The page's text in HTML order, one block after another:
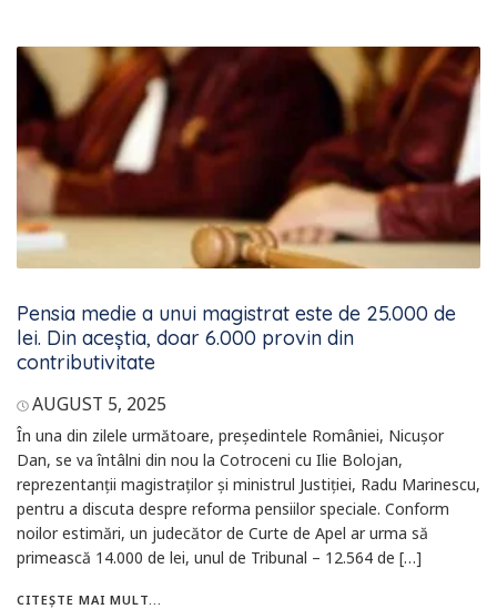
Pensia medie a unui magistrat este de 25.000 de
lei. Din aceştia, doar 6.000 provin din
contributivitate
AUGUST 5, 2025
În una din zilele următoare, preşedintele României, Nicuşor
Dan, se va întâlni din nou la Cotroceni cu Ilie Bolojan,
reprezentanţii magistraţilor şi ministrul Justiției, Radu Marinescu,
pentru a discuta despre reforma pensiilor speciale. Conform
noilor estimări, un judecător de Curte de Apel ar urma să
primească 14.000 de lei, unul de Tribunal – 12.564 de […]
CITEȘTE MAI MULT...